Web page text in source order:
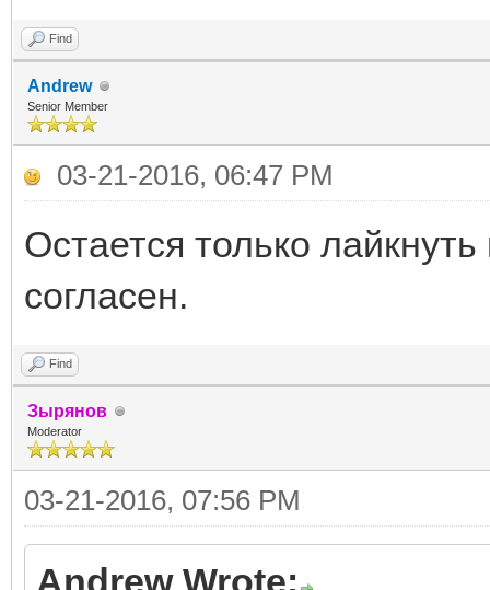
Find
Andrew
Senior Member
03-21-2016, 06:47 PM
Остается только
согласен.
Find
Зырянов
Moderator
03-21-2016, 07:56 PM
Andrew Wrote: